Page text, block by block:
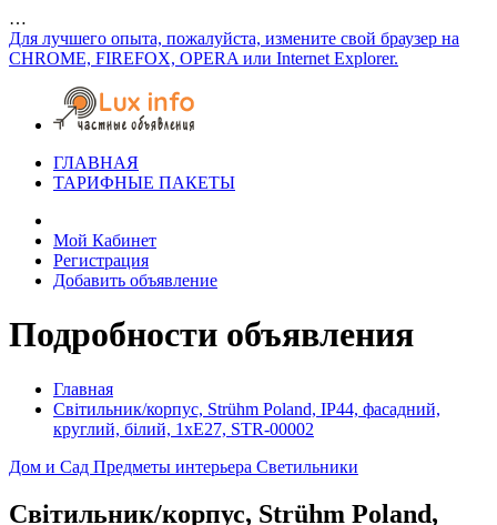
…
Для лучшего опыта, пожалуйста, измените свой браузер на
CHROME, FIREFOX, OPERA или Internet Explorer.
ГЛАВНАЯ
ТАРИФНЫЕ ПАКЕТЫ
Мой Кабинет
Регистрация
Добавить объявление
Подробности объявления
Главная
Світильник/корпус, Strühm Poland, IP44, фасадний,
круглий, білий, 1xE27, STR-00002
Дом и Сад Предметы интерьера Светильники
Світильник/корпус, Strühm Poland,